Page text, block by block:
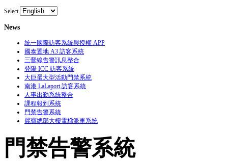
Select
News
統一國際訪客系統與授權 APP
國泰置地 A3 訪客系統
三鶯線告警訊息整合
登陽 ICC 訪客系統
大巨蛋大型活動門禁系統
南港 LaLaport 訪客系統
人事出勤系統整合
課程報到系統
門禁告警系統
麗寶總部大樓電梯派車系統
門禁告警系統